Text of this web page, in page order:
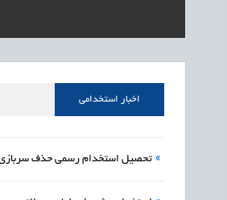
1405/05/16 اشتغال و
اخبار استخدامی
» تحصیل استخدام رسمی حذف سربازی